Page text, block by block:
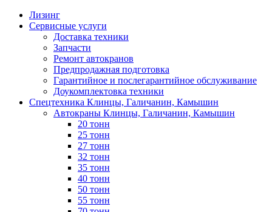
Лизинг
Сервисные услуги
Доставка техники
Запчасти
Ремонт автокранов
Предпродажная подготовка
Гарантийное и послегарантийное обслуживание
Доукомплектовка техники
Спецтехника Клинцы, Галичанин, Камышин
Автокраны Клинцы, Галичанин, Камышин
20 тонн
25 тонн
27 тонн
32 тонн
35 тонн
40 тонн
50 тонн
55 тонн